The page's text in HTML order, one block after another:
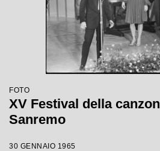
FOTO
XV Festival della
Sanremo
30 GENNAIO 1965